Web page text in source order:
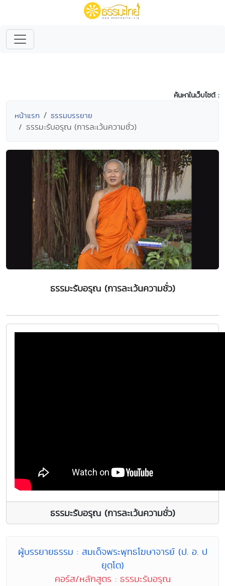
ค้นหาในเว็บไซต์ :
หน้าแรก ธรรมบรรยาย
ธรรมะรับอรุณ (การละเว้นความชั่ว)
ธรรมะรับอรุณ (การละเว้นความชั่ว)
ธรรมะรับอรุณ (การละเว้นความชั่ว)
ผู้บรรยายธรรม : สมเด็จพระพุทธโฆษาจารย์ (ป. อ. ป
ยุตฺโต)
คอร์ส/หลักสูตร : ธรรมะรับอรุณ